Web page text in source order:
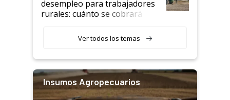
desempleo para trabajadores
rurales: cuánto se cobrará
Ver todos los temas
Insumos Agropecuarios